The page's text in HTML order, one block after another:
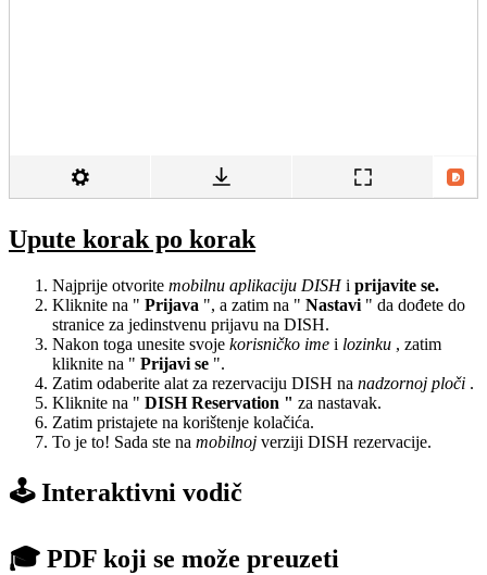
Upute korak po korak
Najprije otvorite mobilnu aplikaciju DISHi prijavite se.
Kliknite na " Prijava ", a zatim na " Nastavi " da dođete do
stranice za jedinstvenu prijavu na DISH.
Nakon toga unesite svoje korisničko ime i lozinku , zatim
kliknite na " Prijavi se ".
Zatim odaberite alat za rezervaciju DISH na nadzornoj ploči .
Kliknite na " DISH Reservation " za nastavak.
Zatim pristajete na korištenje kolačića.
To je to! Sada ste na mobilnoj verziji DISH rezervacije.
🕹️ Interaktivni vodič
🎓 PDF koji se može preuzeti